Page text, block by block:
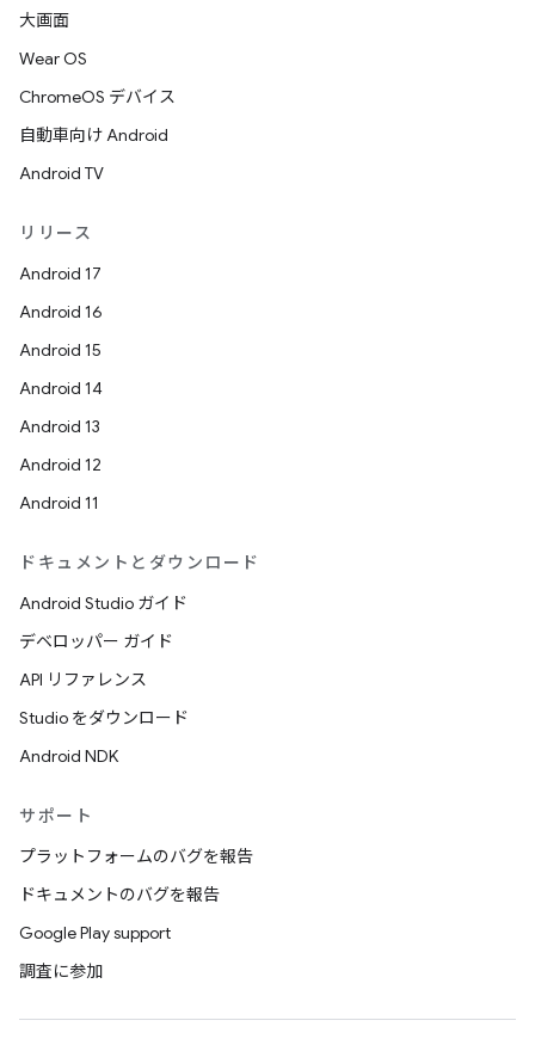
大画面
Wear OS
ChromeOS デバイス
自動車向け Android
Android TV
リリース
Android 17
Android 16
Android 15
Android 14
Android 13
Android 12
Android 11
ドキュメントとダウンロード
Android Studio ガイド
デベロッパー ガイド
API リファレンス
Studio をダウンロード
Android NDK
サポート
プラットフォームのバグを報告
ドキュメントのバグを報告
Google Play support
調査に参加